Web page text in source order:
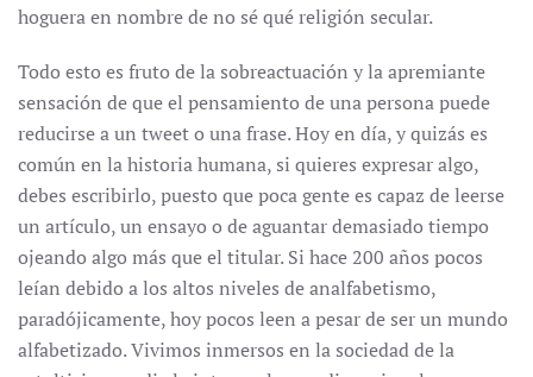
hoguera en nombre de no sé qué religión secular.
Todo esto es fruto de la sobreactuación y la apremiante
sensación de que el pensamiento de una persona puede
reducirse a un tweet o una frase. Hoy en día, y quizás es
común en la historia humana, si quieres expresar algo,
debes escribirlo, puesto que poca gente es capaz de leerse
un artículo, un ensayo o de aguantar demasiado tiempo
ojeando algo más que el titular. Si hace 200 años pocos
leían debido a los altos niveles de analfabetismo,
paradójicamente, hoy pocos leen a pesar de ser un mundo
alfabetizado. Vivimos inmersos en la sociedad de la